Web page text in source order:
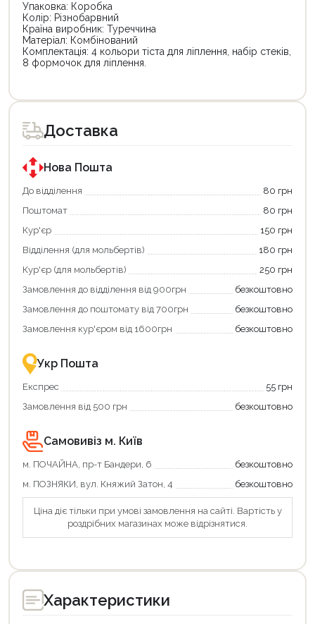
Упаковка: Коробка
Колір: Різнобарвний
Країна виробник: Туреччина
Матеріал: Комбінований
Комплектація: 4 кольори тіста для ліплення, набір стеків,
8 формочок для ліплення.
Доставка
Нова Пошта
До відділення
80 грн
Поштомат
80 грн
Кур'єр
150 грн
Відділення (для мольбертів)
180 грн
Кур'єр (для мольбертів)
250 грн
Замовлення до відділення від 900грн
безкоштовно
Замовлення до поштомату від 700грн
безкоштовно
Замовлення кур'єром від 1600грн
безкоштовно
Укр Пошта
Експрес
55 грн
Замовлення від 500 грн
безкоштовно
Самовивіз м. Київ
м. ПОЧАЙНА, пр-т Бандери, 6
безкоштовно
м. ПОЗНЯКИ, вул. Княжий Затон, 4
безкоштовно
Ціна діє тільки при умові замовлення на сайті. Вартість у
роздрібних магазинах може відрізнятися.
Характеристики